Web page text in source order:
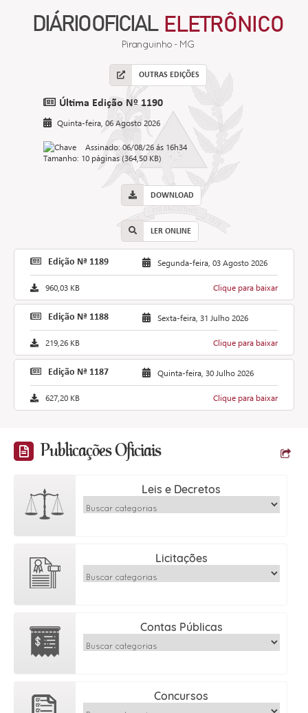
DIÁRIO OFICIAL ELETRÔNICO
Piranguinho - MG
OUTRAS EDIÇÕES
Última Edição Nº 1190
Quinta-feira, 06 Agosto 2026
Assinado: 06/08/26 ás 16h34
Tamanho: 10 páginas (364,50 KB)
DOWNLOAD
LER ONLINE
Edição Nª 1189 Segunda-feira, 03 Agosto 2026
960,03 KB Clique para baixar
Edição Nª 1188 Sexta-feira, 31 Julho 2026
219,26 KB Clique para baixar
Edição Nª 1187 Quinta-feira, 30 Julho 2026
627,20 KB Clique para baixar
Publicações Oficiais
Leis e Decretos
Licitações
Contas Públicas
Concursos